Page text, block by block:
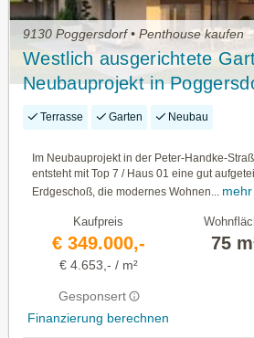
9130 Poggersdorf • Penthouse kaufen
Westlich ausgerichtete
Neubauprojekt in
Terrasse Garten Neubau
Im Neubauprojekt in der Peter-Handke-
entsteht mit Top 7 / Haus 01 eine gut
Erdgeschoß, die modernes Wohnen...
Kaufpreis
€ 349.000,-
€ 4.653,- / m²
Gesponsert
Finanzierung berechnen
75